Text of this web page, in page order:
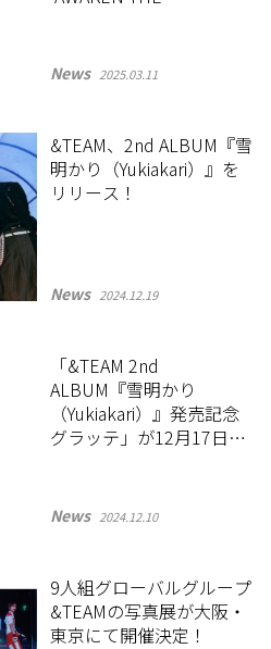
News 2025.03.11
&TEAM、2nd ALBUM『雪
明かり（Yukiakari）』を
リリース！
News 2024.12.19
「&TEAM 2nd
ALBUM『雪明かり
（Yukiakari）』発売記念
グラッテ」が12月17日よ
News 2024.12.10
9人組グローバルグループ
&TEAMの写真展が大阪・
東京にて開催決定！